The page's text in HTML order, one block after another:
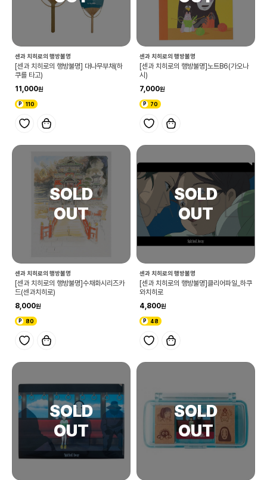
센과 치히로의 행방불명
[센과 치히로의 행방불명] 대나무부채(하
쿠를 타고)
11,000
110
센과 치히로의 행방불명
[센과 치히로의 행방불명]노트B6(가오나
시)
7,000
70
센과 치히로의 행방불명
[센과 치히로의 행방불명]수채화시리즈카
드(센과치히로)
8,000
80
센과 치히로의 행방불명
[센과 치히로의 행방불명]클리어파일_하쿠
와치히로
4,800
48